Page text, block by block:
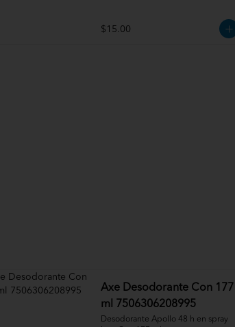
$15.00
Axe Desodorante Con 177
ml 7506306208995
Desodorante Apollo 48 h en spray